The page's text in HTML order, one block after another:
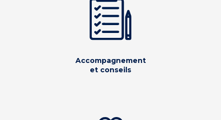
Accompagnement
et conseils